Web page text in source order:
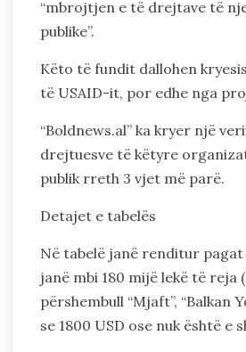
“mbrojtjen e të drejtave të
publike”.
Këto të fundit dallohen
të USAID-it, por edhe nga
“Boldnews.al” ka kryer një
drejtuesve të këtyre
publik rreth 3 vjet më parë.
Detajet e tabelës
Në tabelë janë renditur
janë mbi 180 mijë lekë të reja
përshembull “Mjaft”, “Balkan
se 1800 USD ose nuk është e